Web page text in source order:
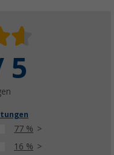
5
77 %
16 %